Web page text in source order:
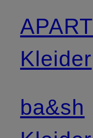
APART
Kleider
ba&sh